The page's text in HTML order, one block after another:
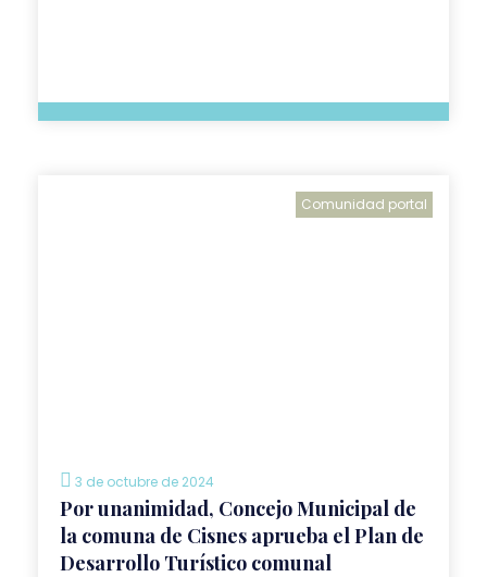
Comunidad portal
3 de octubre de 2024
Por unanimidad, Concejo Municipal de
la comuna de Cisnes aprueba el Plan de
Desarrollo Turístico comunal